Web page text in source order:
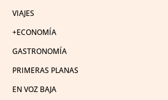
VIAJES
+ECONOMÍA
GASTRONOMÍA
PRIMERAS PLANAS
EN VOZ BAJA